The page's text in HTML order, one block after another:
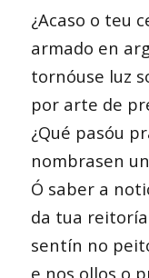
¿Acaso o teu
armado en
tornóuse luz
por arte de
¿Qué pasóu
nombrasen
Ó saber a
da tua
sentín no
e nos ollos o